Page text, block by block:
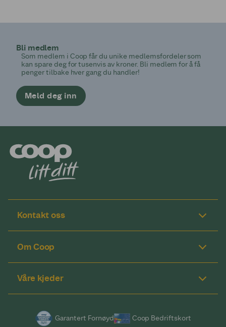
Bli medlem
Som medlem i Coop får du unike medlemsfordeler som
kan spare deg for tusenvis av kroner. Bli medlem for å få
penger tilbake hver gang du handler!
Meld deg inn
Kontakt oss
Om Coop
Våre kjeder
Garantert Fornøyd Coop Bedriftskort